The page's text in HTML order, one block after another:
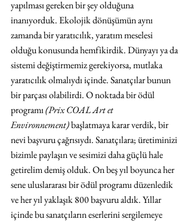
yapılması gereken bir şey olduğuna
inanıyorduk. Ekolojik dönüşümün aynı
zamanda bir yaratıcılık, yaratım meselesi
olduğu konusunda hemfikirdik. Dünyayı ya da
sistemi değiştirmemiz gerekiyorsa, mutlaka
yaratıcılık olmalıydı içinde. Sanatçılar bunun
bir parçası olabilirdi. O noktada bir ödül
programı (Prix COAL Art et
Environnement) başlatmaya karar verdik, bir
nevi başvuru çağrısıydı. Sanatçılara; üretiminizi
bizimle paylaşın ve sesimizi daha güçlü hale
getirelim demiş olduk. On beş yıl boyunca her
sene uluslararası bir ödül programı düzenledik
ve her yıl yaklaşık 800 başvuru aldık. Yıllar
içinde bu sanatçıların eserlerini sergilemeye